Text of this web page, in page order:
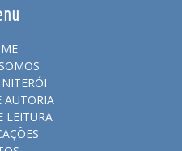
AUTORIA
LEITURA